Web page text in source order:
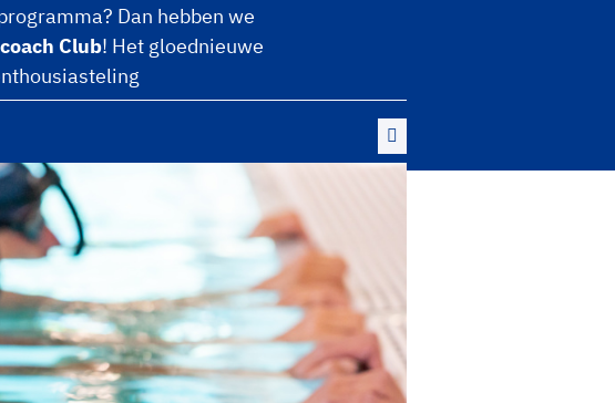
Dan hebben we
Club! Het gloednieuwe